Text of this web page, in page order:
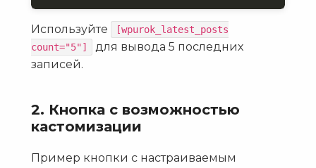
Используйте
[wpurok_latest_posts
count="5"]
для вывода 5 последних
записей.
2. Кнопка с возможностью
кастомизации
Пример кнопки с настраиваемым